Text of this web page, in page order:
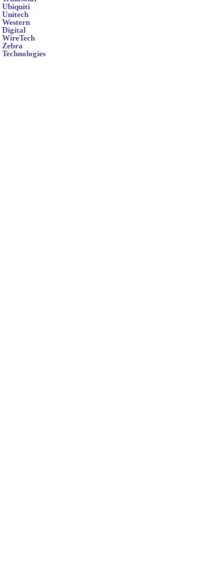
Ubiquiti
Unitech
Western
Digital
WireTech
Zebra
Technologies